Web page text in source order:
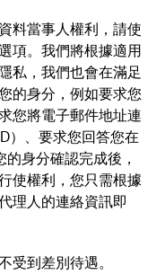
料當事人權利，請使
項。我們將根據適用
私，我們也會在滿足
的身分，例如要求您
您將電子郵件地址連
）、要求您回答您在
身分確認完成後，
使權利，您只需根據
理人的連絡資訊即
受到差別待遇。